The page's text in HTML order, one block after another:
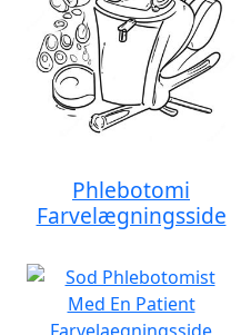
Phlebotomi
Farvelægningsside